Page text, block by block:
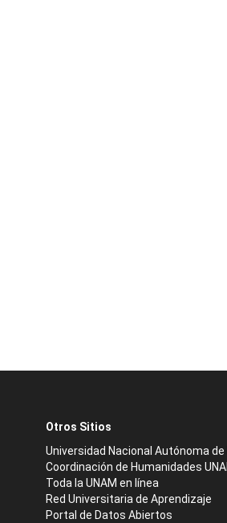
Otros Sitios
Universidad Nacional Autónoma de
Coordinación de Humanidades
Toda la UNAM en línea
Red Universitaria de Aprendizaje
Portal de Datos Abiertos